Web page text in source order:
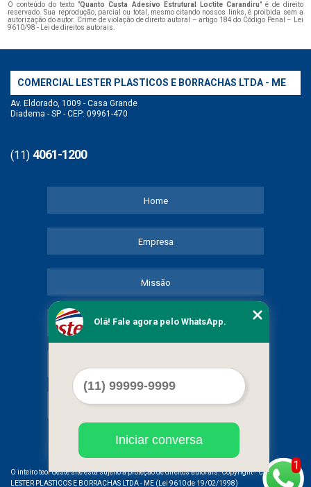
O conteúdo do texto "Quanto Custa Adesivo Estrutural Loctite Carandiru" é de direito
reservado. Sua reprodução, parcial ou total, mesmo citando nossos links, é proibida sem a
autorização do autor. Crime de violação de direito autoral – artigo 184 do Código Penal – Lei
9610/98 - Lei de direitos autorais.
COMERCIAL LESTER PLASTICOS E BORRACHAS LTDA - ME
Av. Eldorado, 1009 - Casa Grande
Diadema - SP - CEP: 09961-470
(11) 4061-1200
Home
Empresa
Missão
Serviços
Mapa do site
O inteiro teor deste site está sujeito à proteção de direitos autorais. Copyright COMERCIAL
LESTER PLASTICOS E BORRACHAS LTDA - ME (Lei 9610 de 19/02/1998)
1
Olá! Fale agora pelo WhatsApp.
Iniciar conversa